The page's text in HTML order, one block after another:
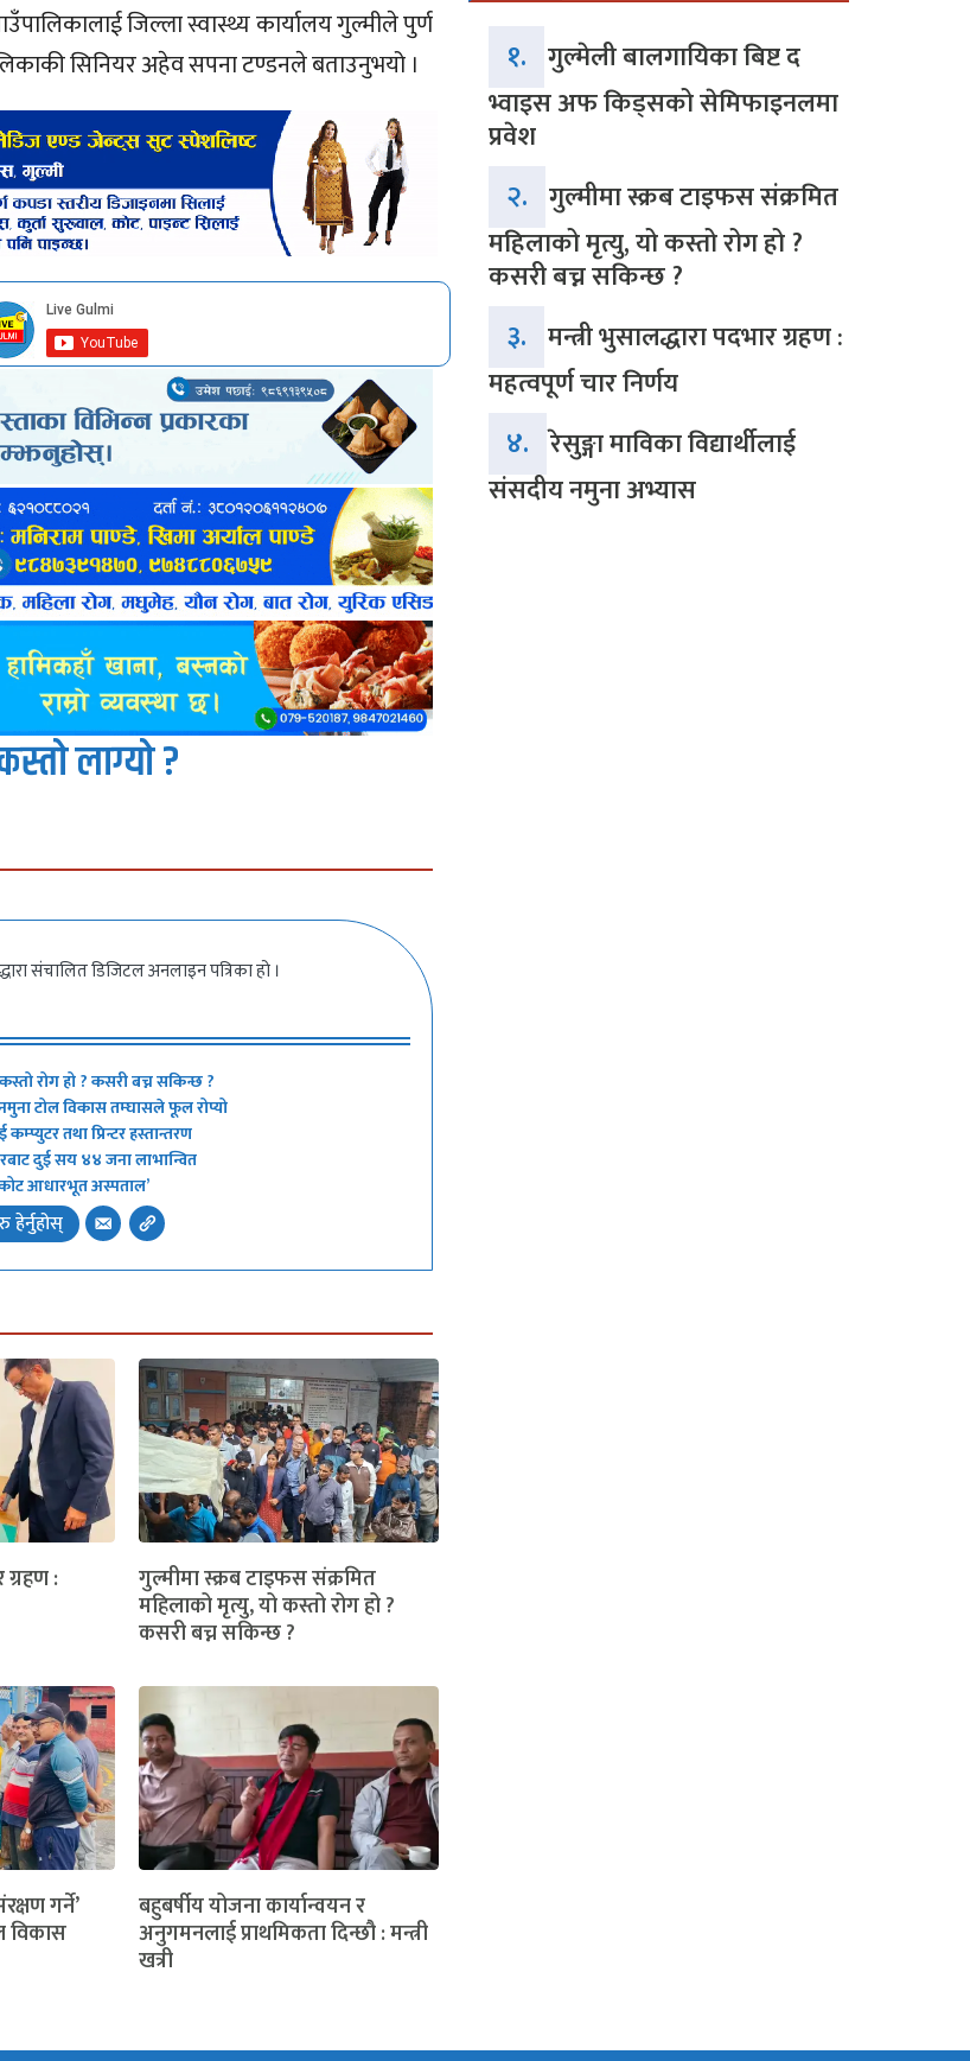
जिल्ला स्वास्थ्य कार्यालय गुल्मीले पुर्ण
सिनियर अहेव सपना टण्डनले बताउनुभयो ।
लाग्यो ?
संचालित डिजिटल अनलाइन पत्रिका हो ।
रोग हो ? कसरी बच्न सकिन्छ ?
टोल विकास तम्घासले फूल रोप्यो
तथा प्रिन्टर हस्तान्तरण
दुई सय ४४ जना लाभान्वित
आधारभूत अस्पताल’
ग्रहण : गुल्मीमा स्क्रब टाइफस संक्रमित
महिलाको मृत्यु, यो कस्तो रोग हो ?
कसरी बच्न सकिन्छ ?
गर्ने’
विकास
बहुबर्षीय योजना कार्यान्वयन र
अनुगमनलाई प्राथमिकता दिन्छौ : मन्त्री
खत्री
१. गुल्मेली बालगायिका बिष्ट द
भ्वाइस अफ किड्सको सेमिफाइनलमा
प्रवेश
२. गुल्मीमा स्क्रब टाइफस संक्रमित
महिलाको मृत्यु, यो कस्तो रोग हो ?
कसरी बच्न सकिन्छ ?
३. मन्त्री भुसालद्धारा पदभार ग्रहण :
महत्वपूर्ण चार निर्णय
४. रेसुङ्गा माविका विद्यार्थीलाई
संसदीय नमुना अभ्यास